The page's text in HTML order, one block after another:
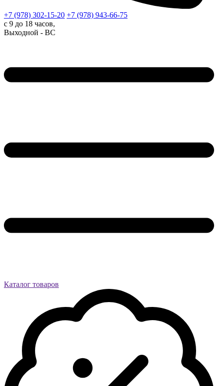
+7 (978) 302-15-20 +7 (978) 943-66-75
с 9 до 18 часов,
Выходной - ВС
Каталог товаров